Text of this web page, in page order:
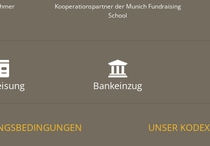
Kooperationspartner der Munich Fundraising
School
Bankeinzug
UNSER KODEX